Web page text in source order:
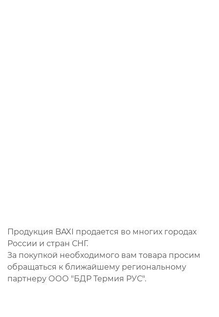
Продукция BAXI продается во многих городах
России и стран СНГ.
За покупкой необходимого вам товара просим
обращаться к ближайшему региональному
партнеру ООО "БДР Термия РУС".